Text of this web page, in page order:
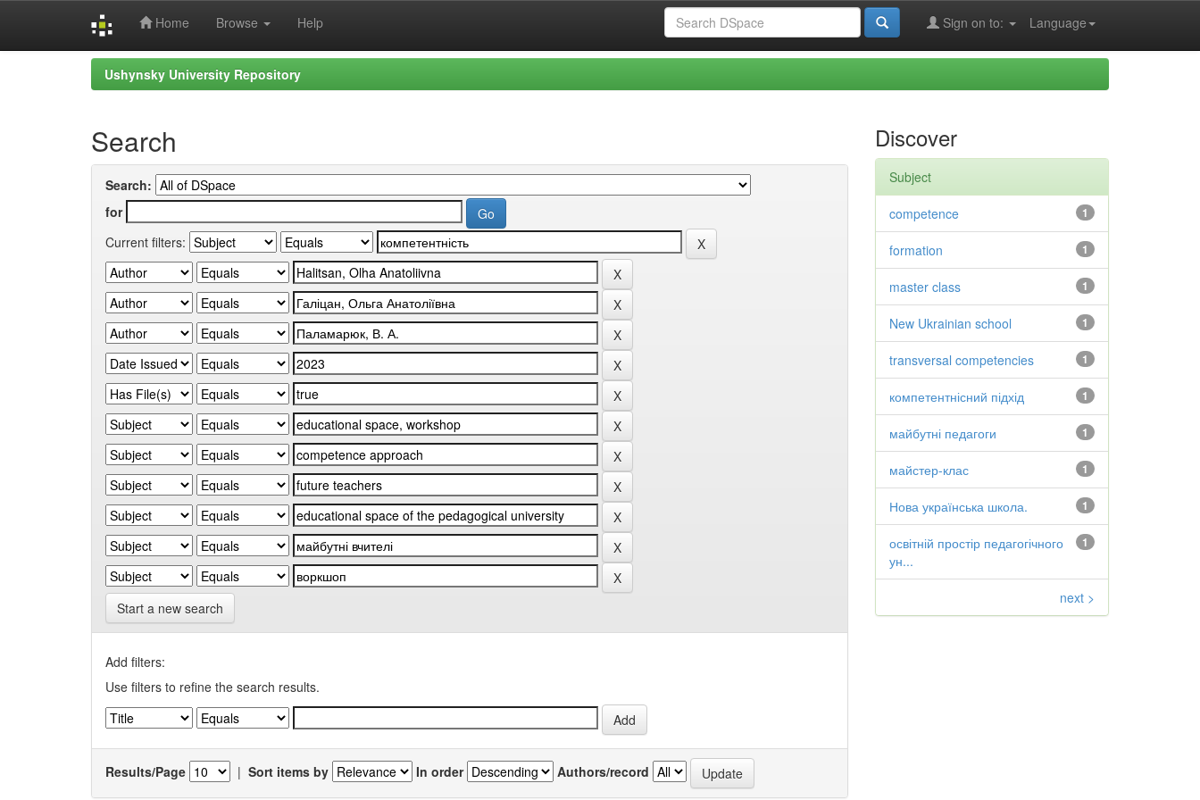
Home Browse Help Language
Sign on to:
Ushynsky University Repository
Search
Search:
for
Current filters:
Start a new search
Add filters:
Use filters to refine the search results.
Results/Page | Sort items by In order Authors/record
Discover
Subject
1
competence
1
formation
1
master class
1
New Ukrainian school
1
transversal competencies
1
компетентнісний підхід
1
майбутні педагоги
1
майстер-клас
1
Нова українська школа.
1
освітній простір педагогічного
ун...
next >